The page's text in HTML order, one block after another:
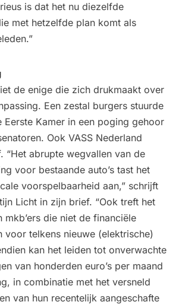
is dat het nu diezelfde
met hetzelfde plan komt als
de enige die zich drukmaakt over
Een zestal burgers stuurde
Eerste Kamer in een poging gehoor
Ook VASS Nederland
“Het abrupte wegvallen van de
voor bestaande auto’s tast het
voorspelbaarheid aan,” schrijft
Licht in zijn brief. “Ook treft het
mkb’ers die niet de financiële
voor telkens nieuwe (elektrische)
kan het leiden tot onverwachte
van honderden euro’s per maand
in combinatie met het versneld
van hun recentelijk aangeschafte